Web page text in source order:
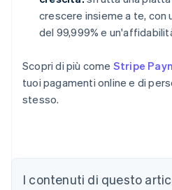
crescere insieme a te,
del 99,999% e
Scopri di più come Stripe
tuoi pagamenti online e di
stesso.
I contenuti di questo
English